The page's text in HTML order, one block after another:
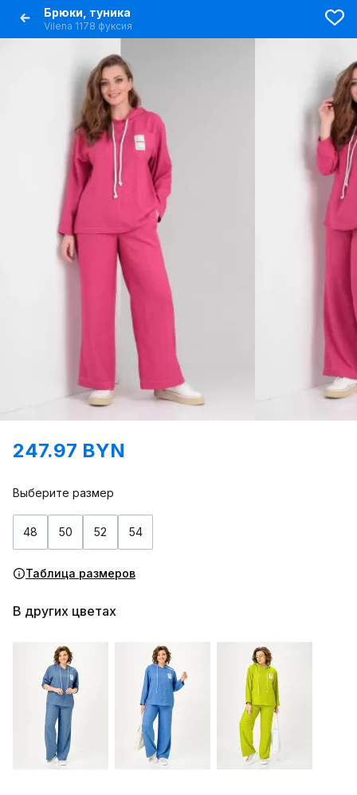
Брюки, туника
Vilena 1178 фуксия
247.97 BYN
Выберите размер
48 50 52 54
Таблица размеров
В других цветах